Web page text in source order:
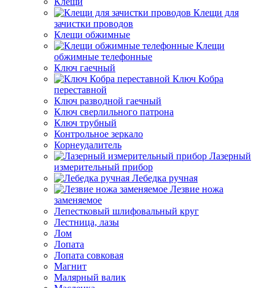
Клещи для
зачистки проводов
Клещи обжимные
Клещи
обжимные телефонные
Ключ гаечный
Ключ Кобра
переставной
Ключ разводной гаечный
Ключ сверлильного патрона
Ключ трубный
Контрольное зеркало
Корнеудалитель
Лазерный
измерительный прибор
Лебедка ручная
Лезвие ножа
заменяемое
Лепестковый шлифовальный круг
Лестница, лазы
Лом
Лопата
Лопата совковая
Магнит
Малярный валик